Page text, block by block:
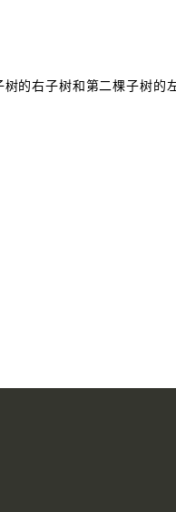
的右子树和第二棵子树的